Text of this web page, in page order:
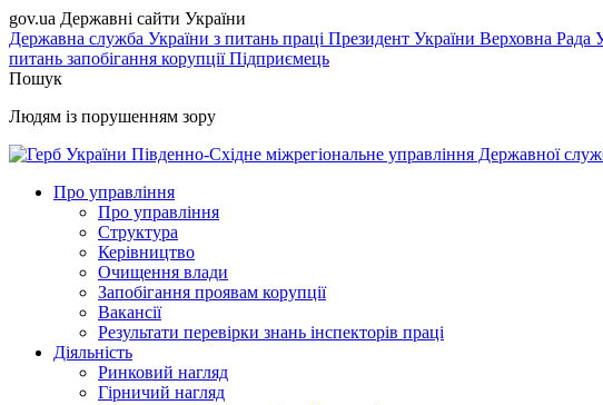
gov.ua Державні сайти України
Державна служба України з питань праці Президент України Верховна Рада
питань запобігання корупціїПідприємець
Пошук
Людям із порушенням зору
Південно-Східне міжрегіональне управління Державної
Про управління
Про управління
Структура
Керівництво
Очищення влади
Запобігання проявам корупції
Вакансії
Результати перевірки знань інспекторів праці
Діяльність
Ринковий нагляд
Гірничий нагляд